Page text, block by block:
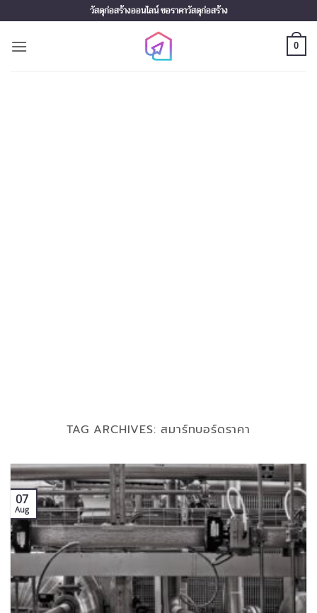
to
content
วัสดุก่อสร้างออนไลน์ ขอราคาวัสดุก่อสร้าง
0
TAG ARCHIVES:สมาร์ทบอร์ดราคา
07
Aug